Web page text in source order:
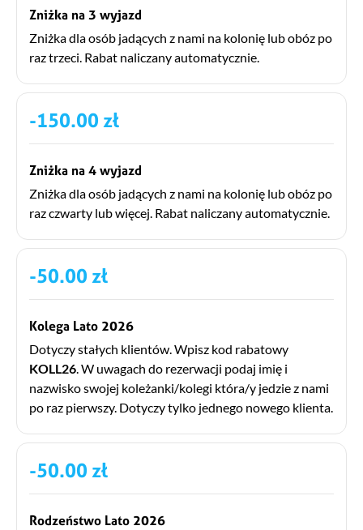
Zniżka na 3 wyjazd
Zniżka dla osób jadących z nami na kolonię lub obóz po
raz trzeci. Rabat naliczany automatycznie.
-150.00 zł
Zniżka na 4 wyjazd
Zniżka dla osób jadących z nami na kolonię lub obóz po
raz czwarty lub więcej. Rabat naliczany automatycznie.
-50.00 zł
Kolega Lato 2026
Dotyczy stałych klientów. Wpisz kod rabatowy
KOLL26 . W uwagach do rezerwacji podaj imię i
nazwisko swojej koleżanki/kolegi która/y jedzie z nami
po raz pierwszy. Dotyczy tylko jednego nowego klienta.
-50.00 zł
Rodzeństwo Lato 2026